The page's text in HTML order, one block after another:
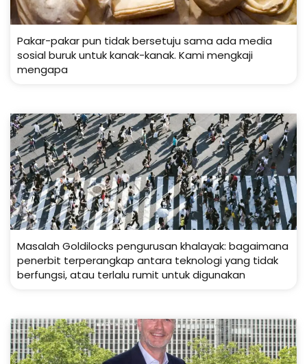
Pakar-pakar pun tidak bersetuju sama ada media
sosial buruk untuk kanak-kanak. Kami mengkaji
mengapa
Masalah Goldilocks pengurusan khalayak: bagaimana
penerbit terperangkap antara teknologi yang tidak
berfungsi, atau terlalu rumit untuk digunakan